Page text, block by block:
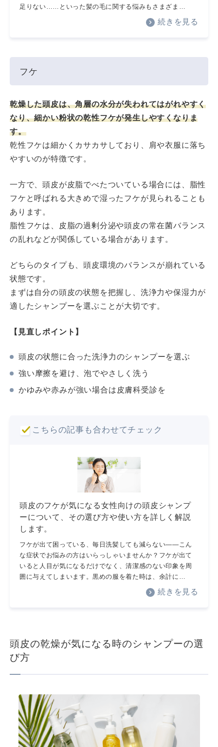
足りない……といった髪の毛に関する悩みもさまざま…
続きを見る
フケ
乾燥した頭皮は、角層の水分が失われてはがれやすく
なり、細かい粉状の乾性フケが発生しやすくなりま
す。
乾性フケは細かくカサカサしており、肩や衣服に落ち
やすいのが特徴です。
一方で、頭皮が皮脂でべたついている場合には、脂性
フケと呼ばれる大きめで湿ったフケが見られることも
あります。
脂性フケは、皮脂の過剰分泌や頭皮の常在菌バランス
の乱れなどが関係している場合があります。
どちらのタイプも、頭皮環境のバランスが崩れている
状態です。
まずは自分の頭皮の状態を把握し、洗浄力や保湿力が
適したシャンプーを選ぶことが大切です。
【見直しポイント】
頭皮の状態に合った洗浄力のシャンプーを選ぶ
強い摩擦を避け、泡でやさしく洗う
かゆみや赤みが強い場合は皮膚科受診を
こちらの記事も合わせてチェック
頭皮のフケが気になる女性向けの頭皮シャンプ
ーについて、その選び方や使い方を詳しく解説
します。
フケが出て困っている、毎日洗髪しても減らない――こん
な症状でお悩みの方はいらっしゃいませんか？フケが出て
いると人目が気になるだけでなく、清潔感のない印象を周
囲に与えてしまいます。黒めの服を着た時は、余計に…
続きを見る
頭皮の乾燥が気になる時のシャンプーの選
び方